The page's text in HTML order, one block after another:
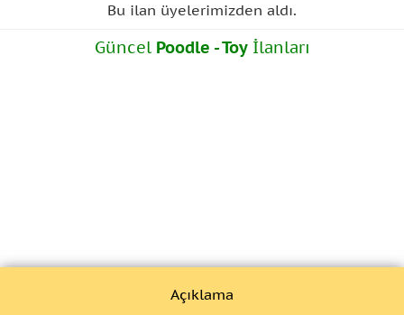
Bu ilan üyelerimizden aldı.
Güncel Poodle - Toyİlanları
Açıklama